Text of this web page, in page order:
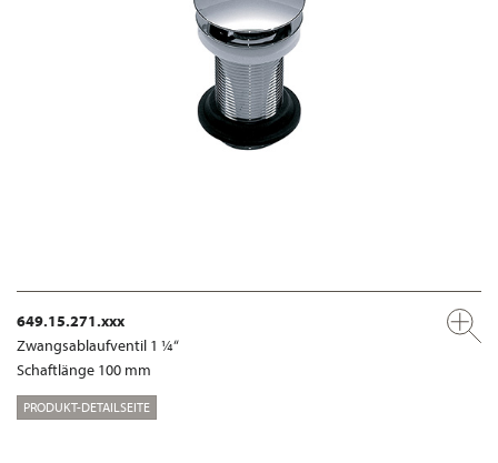
649.15.271.xxx
Zwangsablaufventil 1 ¼“
Schaftlänge 100 mm
PRODUKT-DETAILSEITE